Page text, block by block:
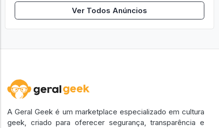
Ver Todos Anúncios
A Geral Geek é um marketplace especializado em cultura
geek, criado para oferecer segurança, transparência e